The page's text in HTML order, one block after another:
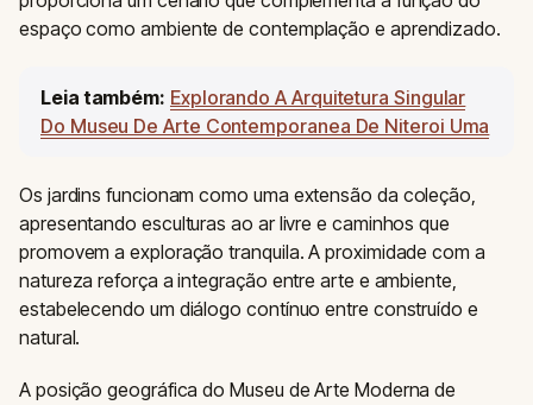
espaço como ambiente de contemplação e aprendizado.
Leia também: Explorando A Arquitetura Singular
Do Museu De Arte Contemporanea De Niteroi Uma
Os jardins funcionam como uma extensão da coleção,
apresentando esculturas ao ar livre e caminhos que
promovem a exploração tranquila. A proximidade com a
natureza reforça a integração entre arte e ambiente,
estabelecendo um diálogo contínuo entre construído e
natural.
A posição geográfica do Museu de Arte Moderna de